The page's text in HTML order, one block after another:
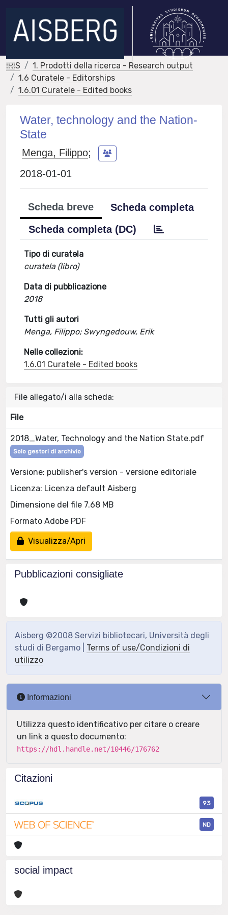
IRIS
1. Prodotti della ricerca - Research output
1.6 Curatele - Editorships
1.6.01 Curatele - Edited books
Water, technology and the Nation-
State
Menga, Filippo;
2018-01-01
Scheda breve
Scheda completa
Scheda completa (DC)
Tipo di curatela
curatela (libro)
Data di pubblicazione
2018
Tutti gli autori
Menga, Filippo; Swyngedouw, Erik
Nelle collezioni:
1.6.01 Curatele - Edited books
File allegato/i alla scheda:
File
2018_Water, Technology and the Nation State.pdf
Solo gestori di archivio
Versione: publisher's version - versione editoriale
Licenza: Licenza default Aisberg
Dimensione del file 7.68 MB
Formato Adobe PDF
Visualizza/Apri
Pubblicazioni consigliate
Aisberg ©2008 Servizi bibliotecari, Università degli
studi di Bergamo | Terms of use/Condizioni di
utilizzo
Informazioni
Utilizza questo identificativo per citare o creare
un link a questo documento:
https://hdl.handle.net/10446/176762
Citazioni
93
ND
social impact